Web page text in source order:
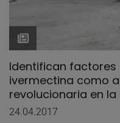
Identifican
ivermectina como
revolucionaria en
24.04.2017